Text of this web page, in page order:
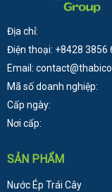
Địa chỉ:
Điện thoại: +8428 3856
Email:
Mã số doanh nghiệp:
Cấp ngày:
Nơi cấp:
SẢN PHẨM
Nước Ép Trái Cây